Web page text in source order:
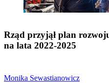
Rząd przyjął plan
na lata 2022-2025
Monika Sewastianowicz